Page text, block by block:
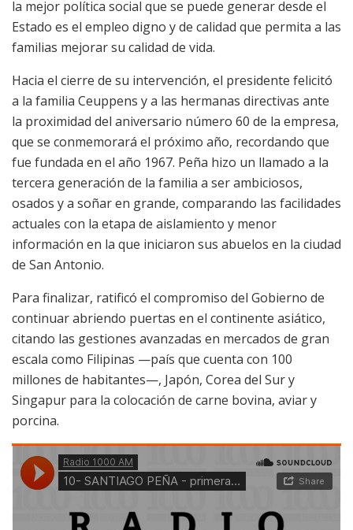
la mejor política social que se puede generar desde el
Estado es el empleo digno y de calidad que permita a las
familias mejorar su calidad de vida.
Hacia el cierre de su intervención, el presidente felicitó
a la familia Ceuppens y a las hermanas directivas ante
la proximidad del aniversario número 60 de la empresa,
que se conmemorará el próximo año, recordando que
fue fundada en el año 1967. Peña hizo un llamado a la
tercera generación de la familia a ser ambiciosos,
osados y a soñar en grande, comparando las facilidades
actuales con la etapa de aislamiento y menor
información en la que iniciaron sus abuelos en la ciudad
de San Antonio.
Para finalizar, ratificó el compromiso del Gobierno de
continuar abriendo puertas en el continente asiático,
citando las gestiones avanzadas en mercados de gran
escala como Filipinas —país que cuenta con 100
millones de habitantes—, Japón, Corea del Sur y
Singapur para la colocación de carne bovina, aviar y
porcina.